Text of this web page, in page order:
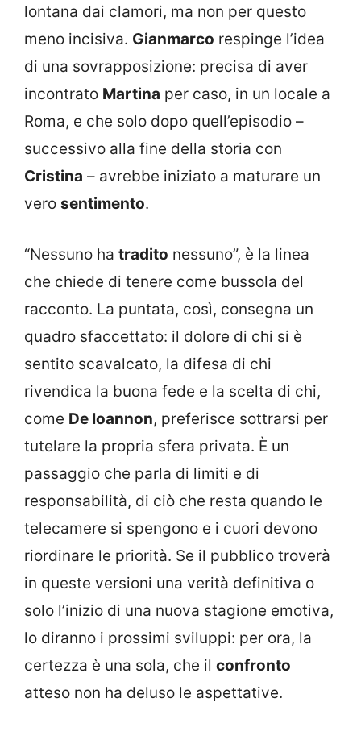
lontana dai clamori, ma non per questo
meno incisiva. Gianmarco respinge l’idea
di una sovrapposizione: precisa di aver
incontrato Martina per caso, in un locale a
Roma, e che solo dopo quell’episodio –
successivo alla fine della storia con
Cristina – avrebbe iniziato a maturare un
vero sentimento.
“Nessuno ha tradito nessuno”, è la linea
che chiede di tenere come bussola del
racconto. La puntata, così, consegna un
quadro sfaccettato: il dolore di chi si è
sentito scavalcato, la difesa di chi
rivendica la buona fede e la scelta di chi,
come De Ioannon, preferisce sottrarsi per
tutelare la propria sfera privata. È un
passaggio che parla di limiti e di
responsabilità, di ciò che resta quando le
telecamere si spengono e i cuori devono
riordinare le priorità. Se il pubblico troverà
in queste versioni una verità definitiva o
solo l’inizio di una nuova stagione emotiva,
lo diranno i prossimi sviluppi: per ora, la
certezza è una sola, che il confronto
atteso non ha deluso le aspettative.